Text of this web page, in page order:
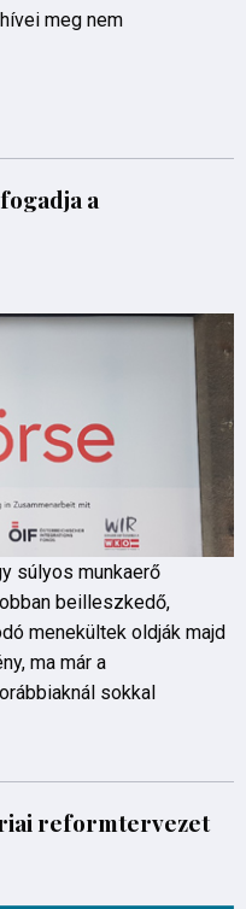
meg nem
a
súlyos munkaerő
beilleszkedő,
menekültek oldják majd
ma már a
sokkal
reformtervezet